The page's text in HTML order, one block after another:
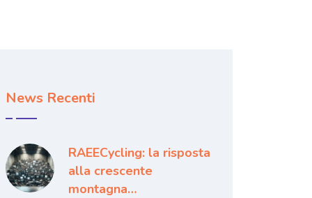
News Recenti
RAEECycling: la risposta
alla crescente
montagna…